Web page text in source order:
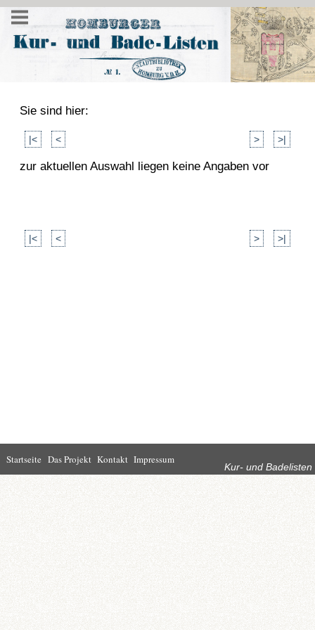
Sie sind hier:
|< < > >|
zur aktuellen Auswahl liegen keine Angaben vor
|< < > >|
Startseite
Leben in Bad
Homburg
Rathaus
Kultur Wirtschaft
Kur und
Tourismus
Kur- und Badelisten
Startseite Das Projekt Kontakt Impressum